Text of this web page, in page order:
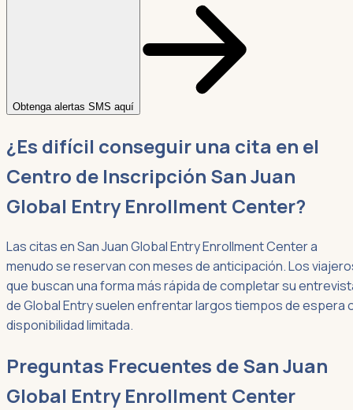
Obtenga alertas SMS aquí
¿Es difícil conseguir una cita en el
Centro de Inscripción San Juan
Global Entry Enrollment Center?
Las citas en San Juan Global Entry Enrollment Center a
menudo se reservan con meses de anticipación. Los
que buscan una forma más rápida de completar su
de Global Entry suelen enfrentar largos tiempos de espera
disponibilidad limitada.
Preguntas Frecuentes de San Juan
Global Entry Enrollment Center